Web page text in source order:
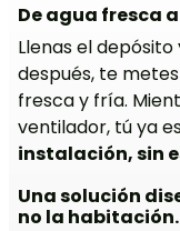
De agua fresca
Llenas el
después, te
fresca y fría.
ventilador, tú ya
instalación, sin
Una solución
no la habitación.